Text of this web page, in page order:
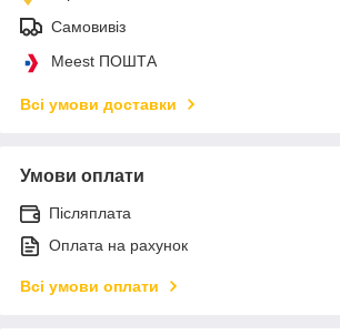
Самовивіз
Meest ПОШТА
Всі умови доставки
Умови оплати
Післяплата
Оплата на рахунок
Всі умови оплати